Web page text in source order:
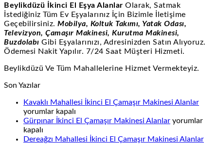
Beylikdüzü İkinci El Eşya Alanlar Olarak, Satmak
İstediğiniz Tüm Ev Eşyalarınız İçin Bizimle İletişime
Geçebilirsiniz. Mobilya, Koltuk Takımı, Yatak Odası,
Televizyon, Çamaşır Makinesi, Kurutma Makinesi,
Buzdolabı Gibi Eşyalarınızı, Adresinizden Satın Alıyoruz.
Ödemesi Nakit Yapılır. 7/24 Saat Müşteri Hizmeti.
Beylikdüzü Ve Tüm Mahallelerine Hizmet Vermekteyiz.
Son Yazılar
Kavaklı Mahallesi İkinci El Çamaşır Makinesi Alanlar
İkinci
yorumlar kapalı
Gürpınar İkinci El Çamaşır Makinesi Alanlar Gürpınar
El
yorumlar
kapalı
Dereağzı Mahallesi İkinci El Çamaşır Makinesi Alanlar